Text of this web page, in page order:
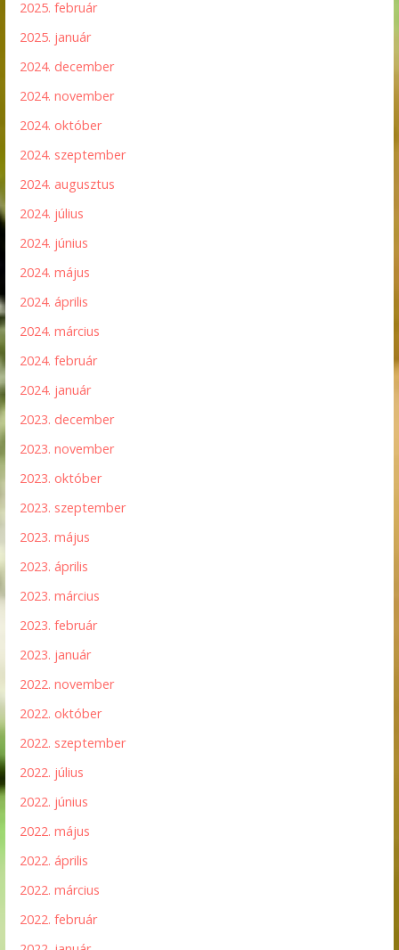
2025. február
2025. január
2024. december
2024. november
2024. október
2024. szeptember
2024. augusztus
2024. július
2024. június
2024. május
2024. április
2024. március
2024. február
2024. január
2023. december
2023. november
2023. október
2023. szeptember
2023. május
2023. április
2023. március
2023. február
2023. január
2022. november
2022. október
2022. szeptember
2022. július
2022. június
2022. május
2022. április
2022. március
2022. február